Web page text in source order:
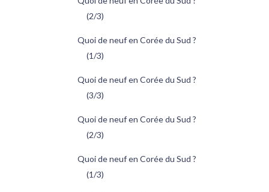
(2/3)
Quoi de neuf en Corée du Sud ?
(1/3)
Quoi de neuf en Corée du Sud ?
(3/3)
Quoi de neuf en Corée du Sud ?
(2/3)
Quoi de neuf en Corée du Sud ?
(1/3)